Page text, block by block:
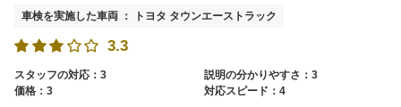
車検を実施した車両 ： トヨタ タウンエーストラック
3.3
スタッフの対応：3
説明の分かりやすさ：3
価格：3
対応スピード：4